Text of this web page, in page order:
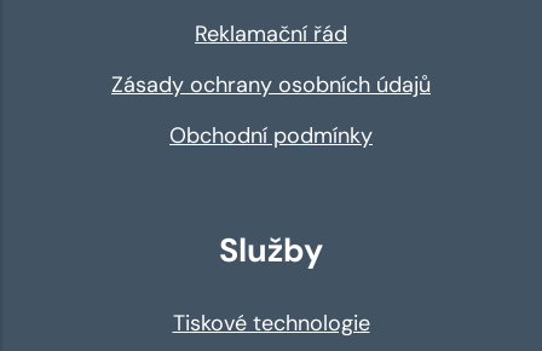
Reklamační řád
Zásady ochrany osobních údajů
Obchodní podmínky
Služby
Tiskové technologie